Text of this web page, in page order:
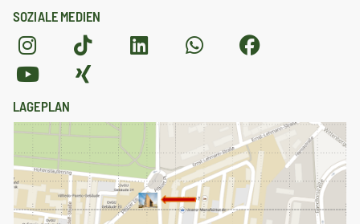
SOZIALE MEDIEN
LAGEPLAN